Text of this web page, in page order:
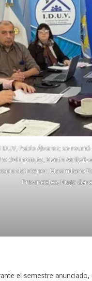
Pablo Álvarez; se
del instituto, Martín
de Interior, Maximiliano
Provinciales, Hugo
el semestre